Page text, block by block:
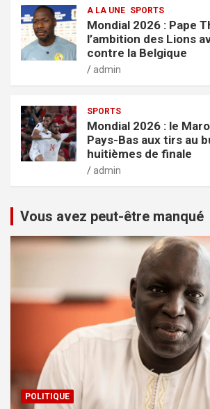
A LA UNE SPORTS
Mondial 2026 : Pape
l’ambition des Lions
contre la Belgique
admin
SPORTS
Mondial 2026 : le
Pays-Bas aux tirs au
huitièmes de finale
admin
Vous avez peut-être manqué
POLITIQUE